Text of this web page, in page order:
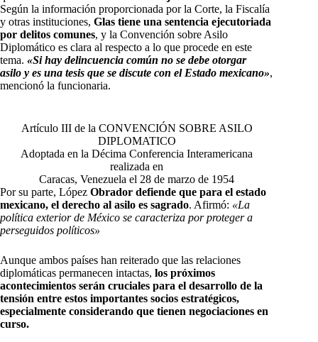
Según la información proporcionada por la Corte, la Fiscalía
y otras instituciones, Glas tiene una sentencia ejecutoriada
por delitos comunes, y la Convención sobre Asilo
Diplomático es clara al respecto a lo que procede en este
tema. «Si hay delincuencia común no se debe otorgar
asilo y es una tesis que se discute con el Estado mexicano»,
mencionó la funcionaria.
Artículo III de la CONVENCIÓN SOBRE ASILO
DIPLOMATICO
Adoptada en la Décima Conferencia Interamericana
realizada en
Caracas, Venezuela el 28 de marzo de 1954
Por su parte, López Obrador defiende que para el estado
mexicano, el derecho al asilo es sagrado. Afirmó: «La
política exterior de México se caracteriza por proteger a
perseguidos políticos»
Aunque ambos países han reiterado que las relaciones
diplomáticas permanecen intactas, los próximos
acontecimientos serán cruciales para el desarrollo de la
tensión entre estos importantes socios estratégicos,
especialmente considerando que tienen negociaciones en
curso.